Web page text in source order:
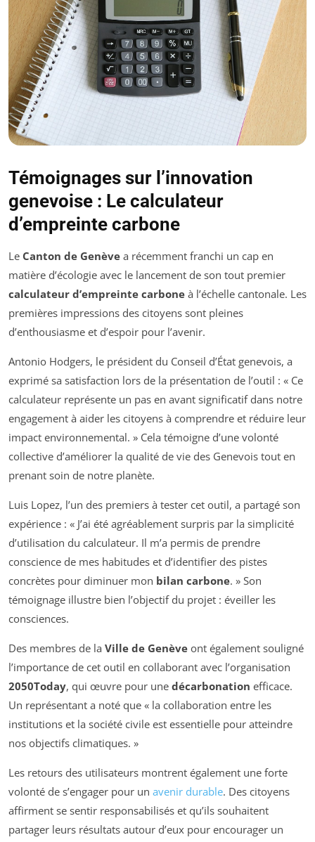
Témoignages sur l’innovation
genevoise : Le calculateur
d’empreinte carbone
Le Canton de Genève a récemment franchi un cap en
matière d’écologie avec le lancement de son tout premier
calculateur d’empreinte carbone à l’échelle cantonale. Les
premières impressions des citoyens sont pleines
d’enthousiasme et d’espoir pour l’avenir.
Antonio Hodgers, le président du Conseil d’État genevois, a
exprimé sa satisfaction lors de la présentation de l’outil : « Ce
calculateur représente un pas en avant significatif dans notre
engagement à aider les citoyens à comprendre et réduire leur
impact environnemental. » Cela témoigne d’une volonté
collective d’améliorer la qualité de vie des Genevois tout en
prenant soin de notre planète.
Luis Lopez, l’un des premiers à tester cet outil, a partagé son
expérience : « J’ai été agréablement surpris par la simplicité
d’utilisation du calculateur. Il m’a permis de prendre
conscience de mes habitudes et d’identifier des pistes
concrètes pour diminuer mon bilan carbone. » Son
témoignage illustre bien l’objectif du projet : éveiller les
consciences.
Des membres de la Ville de Genève ont également souligné
l’importance de cet outil en collaborant avec l’organisation
2050Today, qui œuvre pour une décarbonation efficace.
Un représentant a noté que « la collaboration entre les
institutions et la société civile est essentielle pour atteindre
nos objectifs climatiques. »
Les retours des utilisateurs montrent également une forte
volonté de s’engager pour un avenir durable. Des citoyens
affirment se sentir responsabilisés et qu’ils souhaitent
partager leurs résultats autour d’eux pour encourager un